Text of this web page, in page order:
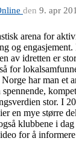
den 9. apr
arena for
og
av idretten er
for
har man et
stor. I
en mye større
klubbene i
for å